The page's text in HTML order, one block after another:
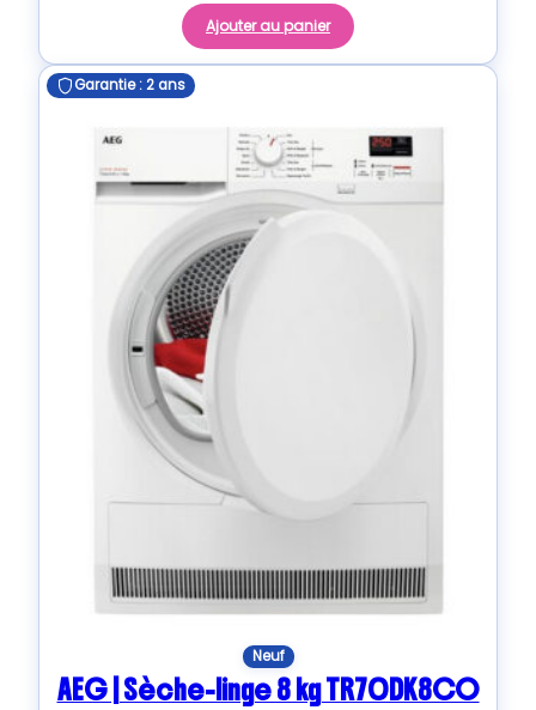
Ajouter au panier
Garantie : 2 ans
Neuf
AEG | Sèche-linge 8 kg TR70DK8CO